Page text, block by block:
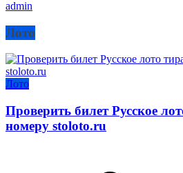
admin
Лото
Лото
Проверить билет Русское
номеру stoloto.ru